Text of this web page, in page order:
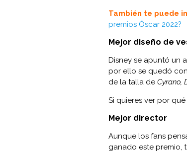
También te puede
premios Óscar 2022?
Mejor diseño de
Disney se apuntó un
por ello se quedó
de la talla de Cyrano,
Si quieres ver por
Mejor director
Aunque los fans
ganado este premio,